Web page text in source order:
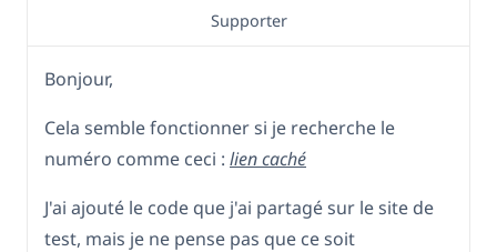
Supporter
Bonjour,
Cela semble fonctionner si je recherche le
numéro comme ceci : lien caché
J'ai ajouté le code que j'ai partagé sur le site de
test, mais je ne pense pas que ce soit